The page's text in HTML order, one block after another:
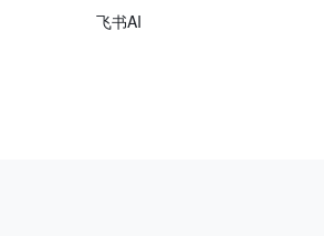
飞书AI